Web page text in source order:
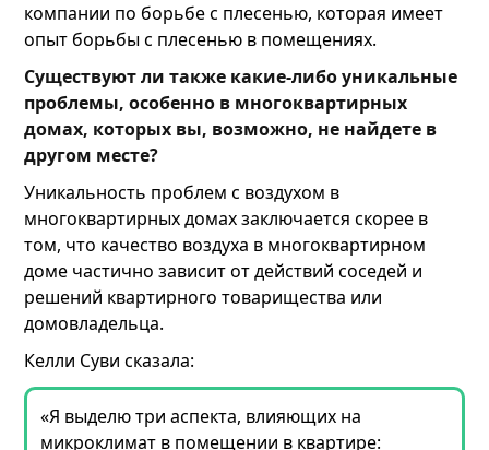
компании по борьбе с плесенью, которая имеет
опыт борьбы с плесенью в помещениях.
Существуют ли также какие-либо уникальные
проблемы, особенно в многоквартирных
домах, которых вы, возможно, не найдете в
другом месте?
Уникальность проблем с воздухом в
многоквартирных домах заключается скорее в
том, что качество воздуха в многоквартирном
доме частично зависит от действий соседей и
решений квартирного товарищества или
домовладельца.
Келли Суви сказала:
«Я выделю три аспекта, влияющих на
микроклимат в помещении в квартире: